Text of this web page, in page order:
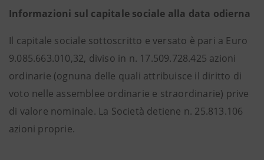
Informazioni sul capitale sociale alla data odierna
Il capitale sociale sottoscritto e versato è pari a Euro
9.085.663.010,32, diviso in n. 17.509.728.425 azioni
ordinarie (ognuna delle quali attribuisce il diritto di
voto nelle assemblee ordinarie e straordinarie) prive
di valore nominale. La Società detiene n. 25.813.106
azioni proprie.